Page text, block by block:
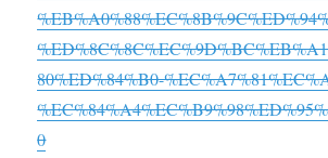
80%ED%84%B0-
0